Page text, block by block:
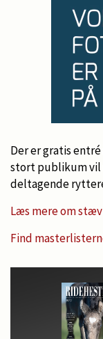
Der er gratis
stort publikum vil
deltagende
Læs mere om
Find